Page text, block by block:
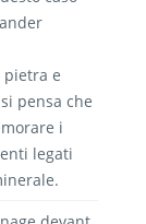
pietra e
pensa che
i
legati